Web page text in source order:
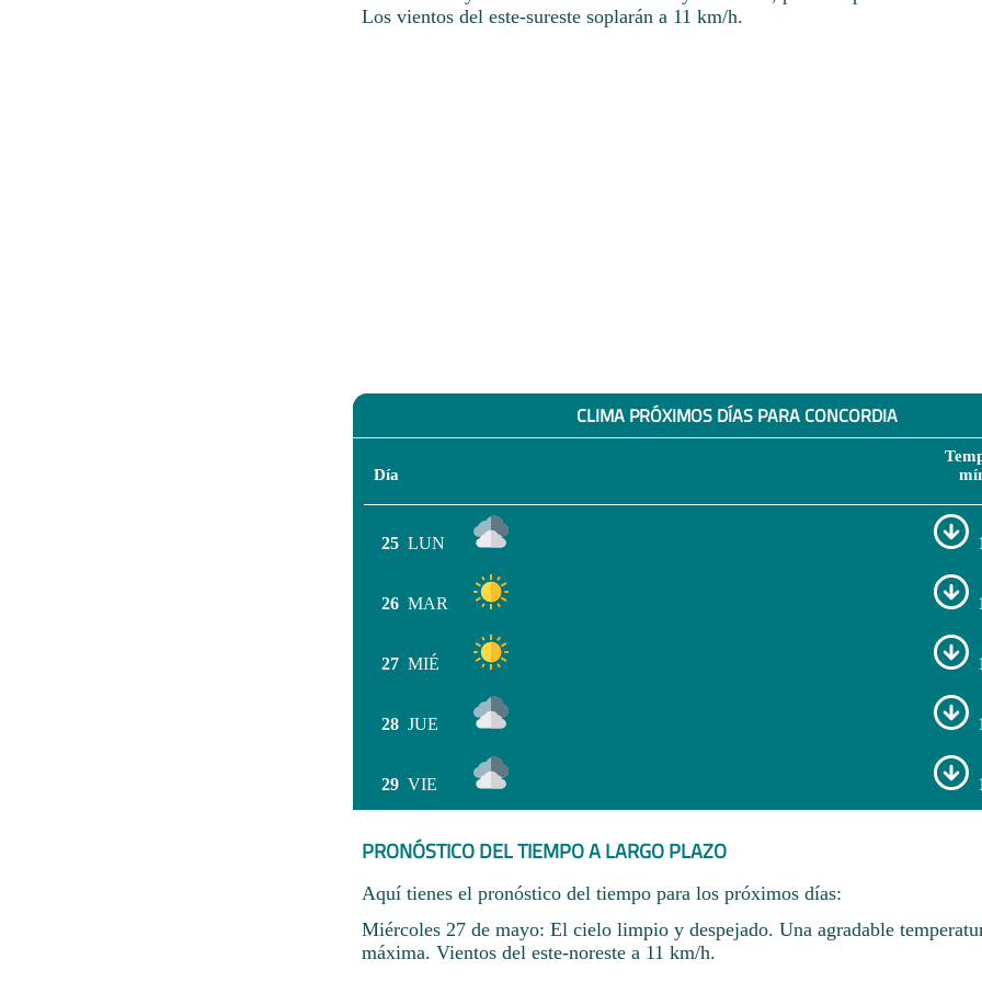
Los vientos del este-sureste soplarán a 11 km/h.
CLIMA PRÓXIMOS DÍAS PARA CONCORDIA
Día
25 LUN
26 MAR
27 MIÉ
28 JUE
29 VIE
PRONÓSTICO DEL TIEMPO A LARGO PLAZO
Aquí tienes el pronóstico del tiempo para los próximos días:
Miércoles 27 de mayo: El cielo limpio y despejado. Una agradable
máxima. Vientos del este-noreste a 11 km/h.